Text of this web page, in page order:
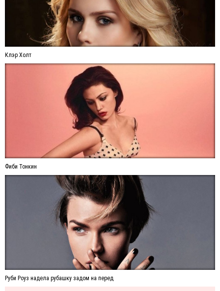
Клэр Холт
Фиби Тонкин
Руби Роуз надела рубашку задом на перед